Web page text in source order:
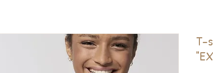
T-